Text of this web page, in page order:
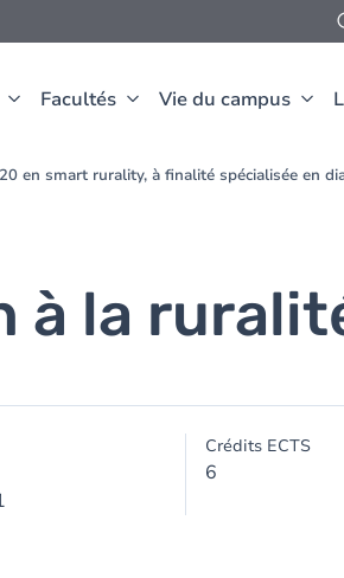
Facultés Vie du campus
en smart rurality, à finalité spécialisée en
à la
Crédits ECTS
6